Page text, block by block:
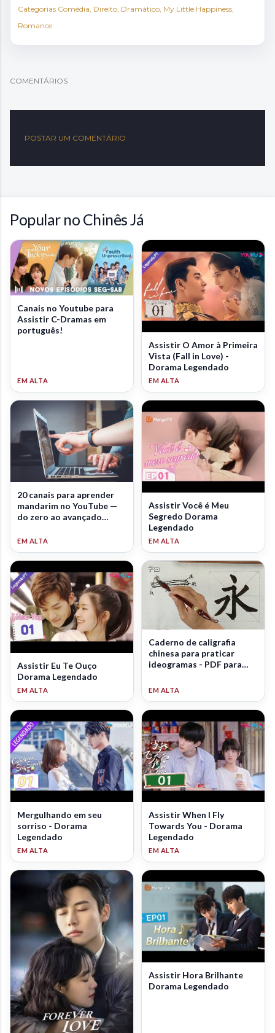
Categorias Comédia Direito Dramático My Little Happiness
Romance
COMENTÁRIOS
POSTAR UM COMENTÁRIO
Popular no Chinês Já
Canais no Youtube para
Assistir C-Dramas em
português!
Assistir O Amor à Primeira
Vista (Fall in Love) -
Dorama Legendado
20 canais para aprender
mandarim no YouTube —
do zero ao avançado
Assistir Você é Meu
Segredo Dorama
Legendado
Assistir Eu Te Ouço
Dorama Legendado
Caderno de caligrafia
chinesa para praticar
ideogramas - PDF para
Mergulhando em seu
sorriso - Dorama
Legendado
Assistir When I Fly
Towards You - Dorama
Legendado
Assistir Hora Brilhante
Dorama Legendado